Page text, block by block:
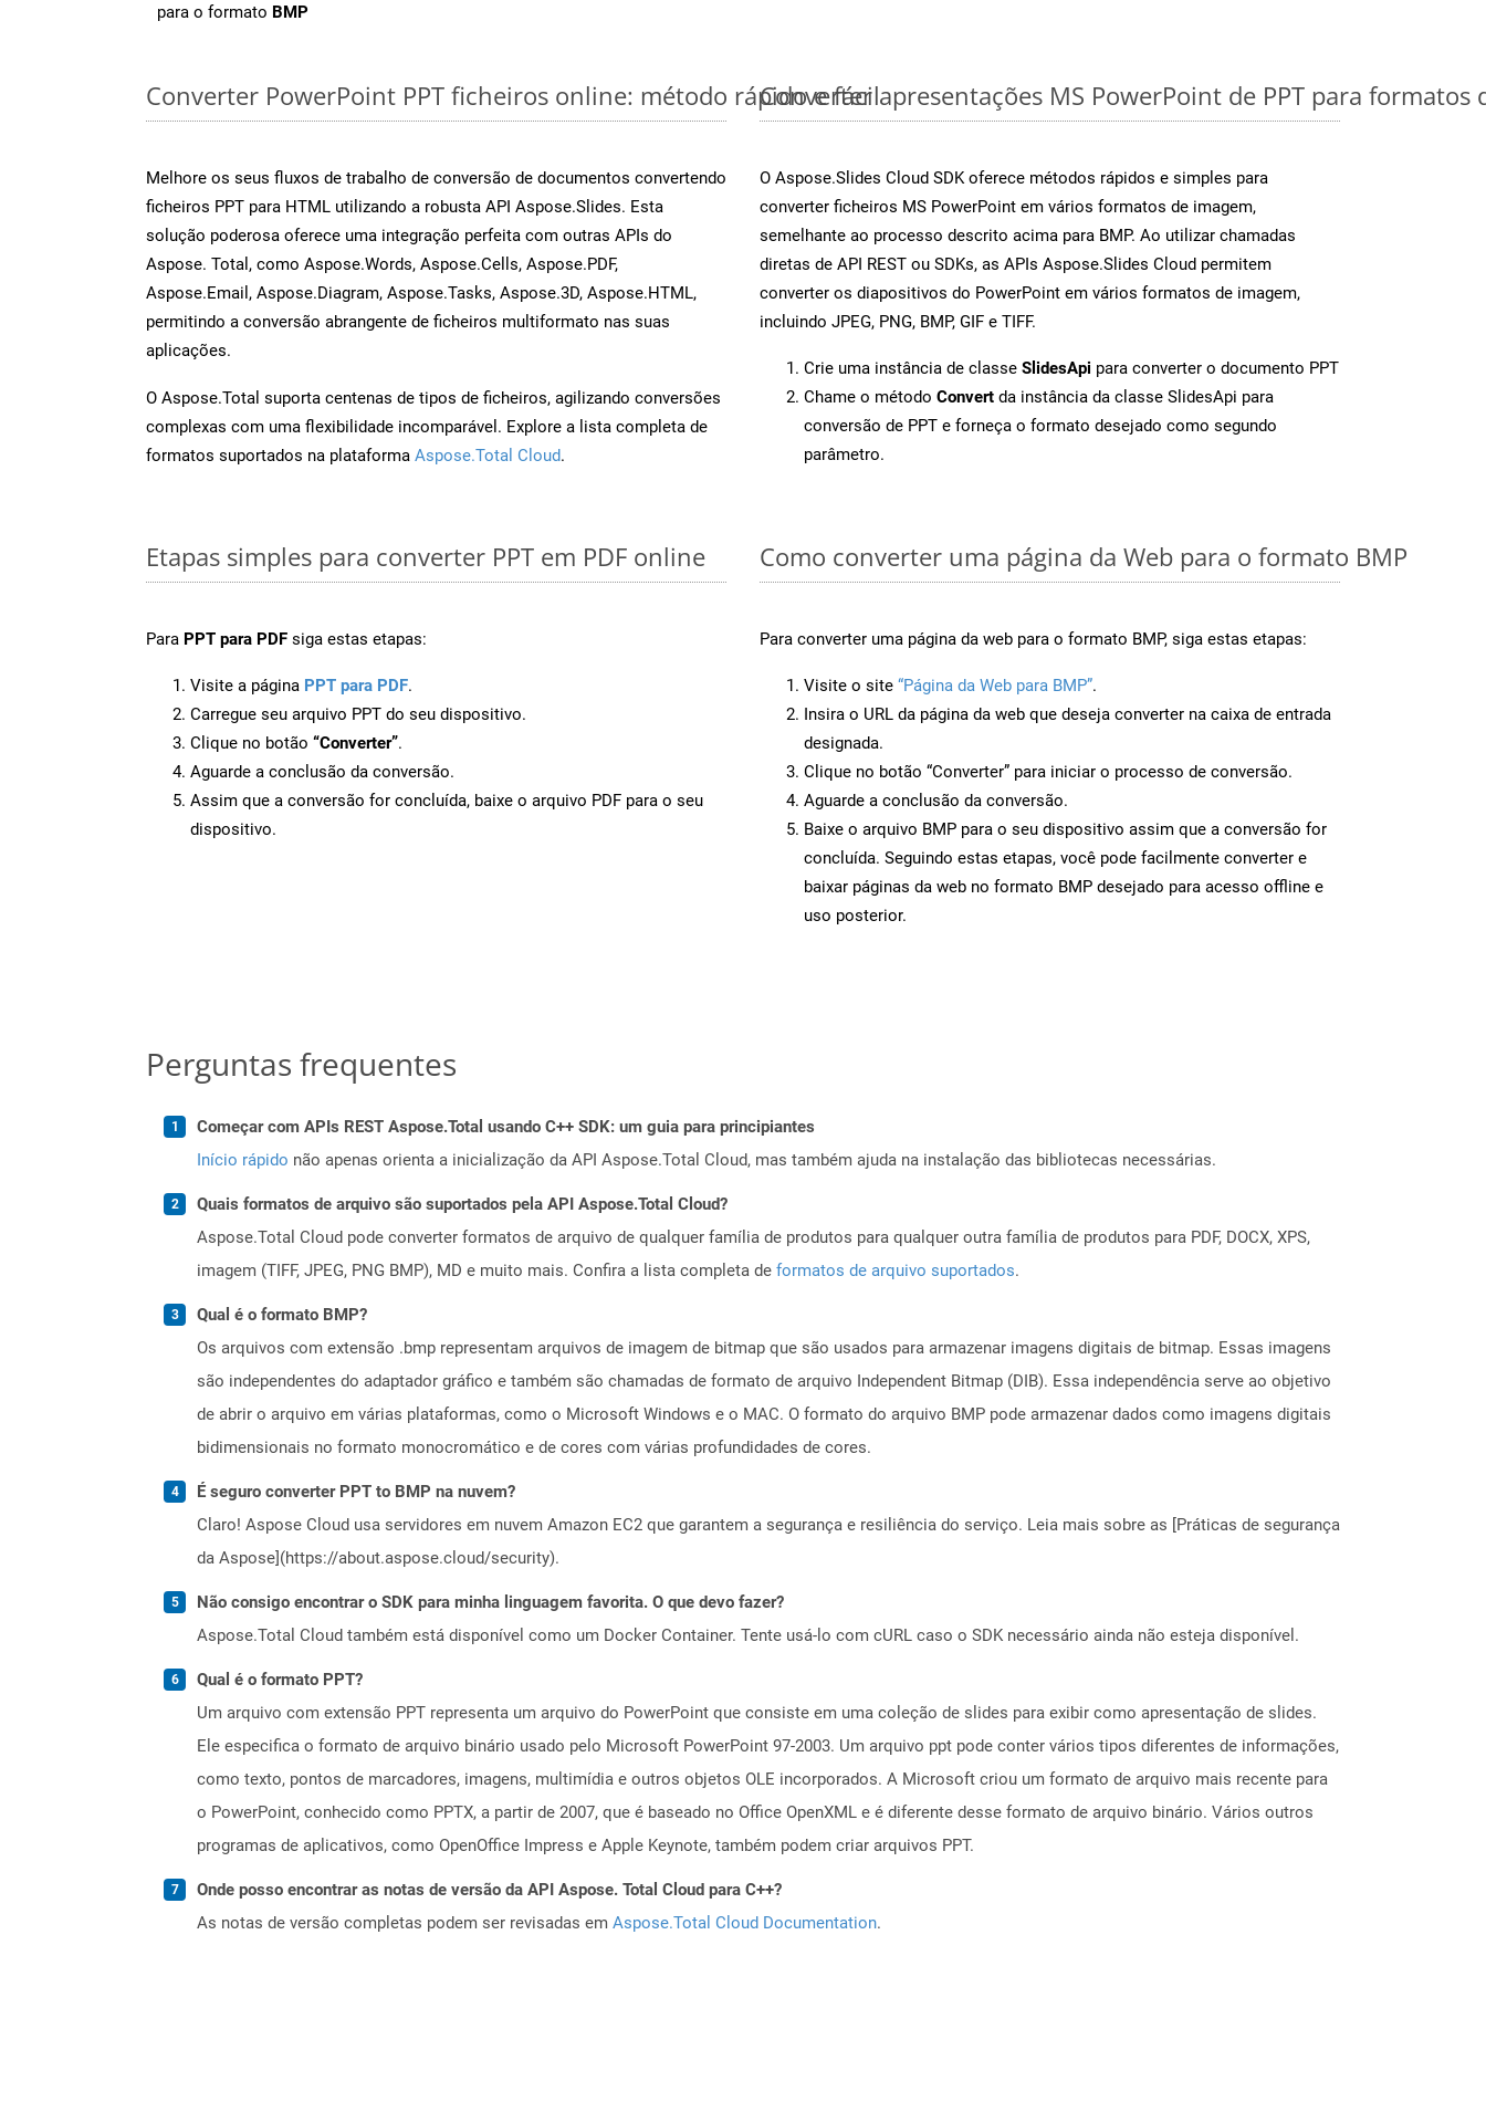
para o formato BMP
Converter PowerPoint PPT ficheiros online: método rápido e fácil
Melhore os seus fluxos de trabalho de conversão de documentos convertendo
ficheiros PPT para HTML utilizando a robusta API Aspose.Slides. Esta
solução poderosa oferece uma integração perfeita com outras APIs do
Aspose. Total, como Aspose.Words, Aspose.Cells, Aspose.PDF,
Aspose.Email, Aspose.Diagram, Aspose.Tasks, Aspose.3D, Aspose.HTML,
permitindo a conversão abrangente de ficheiros multiformato nas suas
aplicações.
O Aspose.Total suporta centenas de tipos de ficheiros, agilizando conversões
complexas com uma flexibilidade incomparável. Explore a lista completa de
formatos suportados na plataforma Aspose.Total Cloud.
Converter apresentações MS PowerPoint de PPT para formatos
O Aspose.Slides Cloud SDK oferece métodos rápidos e simples para
converter ficheiros MS PowerPoint em vários formatos de imagem,
semelhante ao processo descrito acima para BMP. Ao utilizar chamadas
diretas de API REST ou SDKs, as APIs Aspose.Slides Cloud permitem
converter os diapositivos do PowerPoint em vários formatos de imagem,
incluindo JPEG, PNG, BMP, GIF e TIFF.
Crie uma instância de classe SlidesApi para converter o documento PPT
Chame o método Convert da instância da classe SlidesApi para
conversão de PPT e forneça o formato desejado como segundo
parâmetro.
Etapas simples para converter PPT em PDF online
Para PPT para PDF siga estas etapas:
Visite a página PPT para PDF.
Carregue seu arquivo PPT do seu dispositivo.
Clique no botão “Converter”.
Aguarde a conclusão da conversão.
Assim que a conversão for concluída, baixe o arquivo PDF para o seu
dispositivo.
Como converter uma página da Web para o formato BMP
Para converter uma página da web para o formato BMP, siga estas etapas:
Visite o site “Página da Web para BMP”.
Insira o URL da página da web que deseja converter na caixa de entrada
designada.
Clique no botão “Converter” para iniciar o processo de conversão.
Aguarde a conclusão da conversão.
Baixe o arquivo BMP para o seu dispositivo assim que a conversão for
concluída. Seguindo estas etapas, você pode facilmente converter e
baixar páginas da web no formato BMP desejado para acesso offline e
uso posterior.
Perguntas frequentes
Começar com APIs REST Aspose.Total usando C++ SDK: um guia para principiantes
Início rápido não apenas orienta a inicialização da API Aspose.Total Cloud, mas também ajuda na instalação das bibliotecas necessárias.
Quais formatos de arquivo são suportados pela API Aspose.Total Cloud?
Aspose.Total Cloud pode converter formatos de arquivo de qualquer família de produtos para qualquer outra família de produtos para PDF, DOCX, XPS,
imagem (TIFF, JPEG, PNG BMP), MD e muito mais. Confira a lista completa de formatos de arquivo suportados.
Qual é o formato BMP?
Os arquivos com extensão .bmp representam arquivos de imagem de bitmap que são usados ​​para armazenar imagens digitais de bitmap. Essas imagens
são independentes do adaptador gráfico e também são chamadas de formato de arquivo Independent Bitmap (DIB). Essa independência serve ao objetivo
de abrir o arquivo em várias plataformas, como o Microsoft Windows e o MAC. O formato do arquivo BMP pode armazenar dados como imagens digitais
bidimensionais no formato monocromático e de cores com várias profundidades de cores.
É seguro converter PPT to BMP na nuvem?
Claro! Aspose Cloud usa servidores em nuvem Amazon EC2 que garantem a segurança e resiliência do serviço. Leia mais sobre as [Práticas de segurança
da Aspose](https://about.aspose.cloud/security).
Não consigo encontrar o SDK para minha linguagem favorita. O que devo fazer?
Aspose.Total Cloud também está disponível como um Docker Container. Tente usá-lo com cURL caso o SDK necessário ainda não esteja disponível.
Qual é o formato PPT?
Um arquivo com extensão PPT representa um arquivo do PowerPoint que consiste em uma coleção de slides para exibir como apresentação de slides.
Ele especifica o formato de arquivo binário usado pelo Microsoft PowerPoint 97-2003. Um arquivo ppt pode conter vários tipos diferentes de informações,
como texto, pontos de marcadores, imagens, multimídia e outros objetos OLE incorporados. A Microsoft criou um formato de arquivo mais recente para
o PowerPoint, conhecido como PPTX, a partir de 2007, que é baseado no Office OpenXML e é diferente desse formato de arquivo binário. Vários outros
programas de aplicativos, como OpenOffice Impress e Apple Keynote, também podem criar arquivos PPT.
Onde posso encontrar as notas de versão da API Aspose. Total Cloud para C++?
As notas de versão completas podem ser revisadas em Aspose.Total Cloud Documentation.